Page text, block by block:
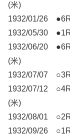
(米)
1932/01/26
1932/05/30
1932/06/20
(米)
1932/07/07
1932/07/12
(米)
1932/08/01
1932/09/26